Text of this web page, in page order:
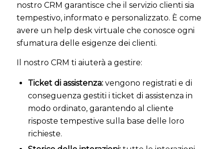
nostro CRM garantisce che il servizio clienti sia
tempestivo, informato e personalizzato. È come
avere un help desk virtuale che conosce ogni
sfumatura delle esigenze dei clienti.
Il nostro CRM ti aiuterà a gestire:
Ticket di assistenza:vengono registrati e di
conseguenza gestiti i ticket di assistenza in
modo ordinato, garantendo al cliente
risposte tempestive sulla base delle loro
richieste.